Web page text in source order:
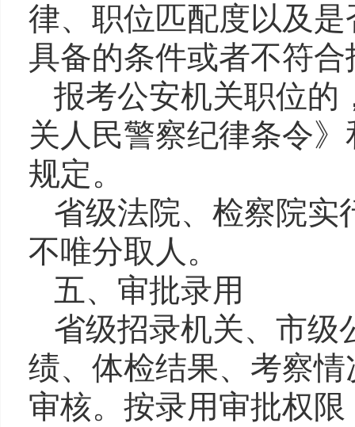
律、职位匹配度以及
具备的条件或者不符
报考公安机关职位的
关人民警察纪律条令》
规定。
省级法院、检察院实
不唯分取人。
五、审批录用
省级招录机关、市级
绩、体检结果、考察
审核。按录用审批权